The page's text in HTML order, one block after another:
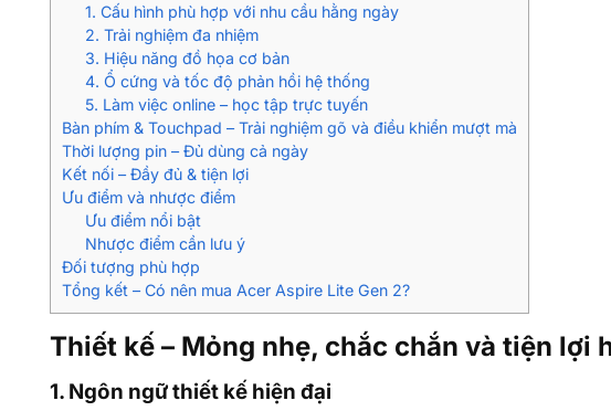
1. Cấu hình phù hợp với nhu cầu hằng ngày
2. Trải nghiệm đa nhiệm
3. Hiệu năng đồ họa cơ bản
4. Ổ cứng và tốc độ phản hồi hệ thống
5. Làm việc online – học tập trực tuyến
Bàn phím & Touchpad – Trải nghiệm gõ và điều khiển mượt mà
Thời lượng pin – Đủ dùng cả ngày
Kết nối – Đầy đủ & tiện lợi
Ưu điểm và nhược điểm
Ưu điểm nổi bật
Nhược điểm cần lưu ý
Đối tượng phù hợp
Tổng kết – Có nên mua Acer Aspire Lite Gen 2?
Thiết kế – Mỏng nhẹ, chắc chắn và tiện lợi
1. Ngôn ngữ thiết kế hiện đại